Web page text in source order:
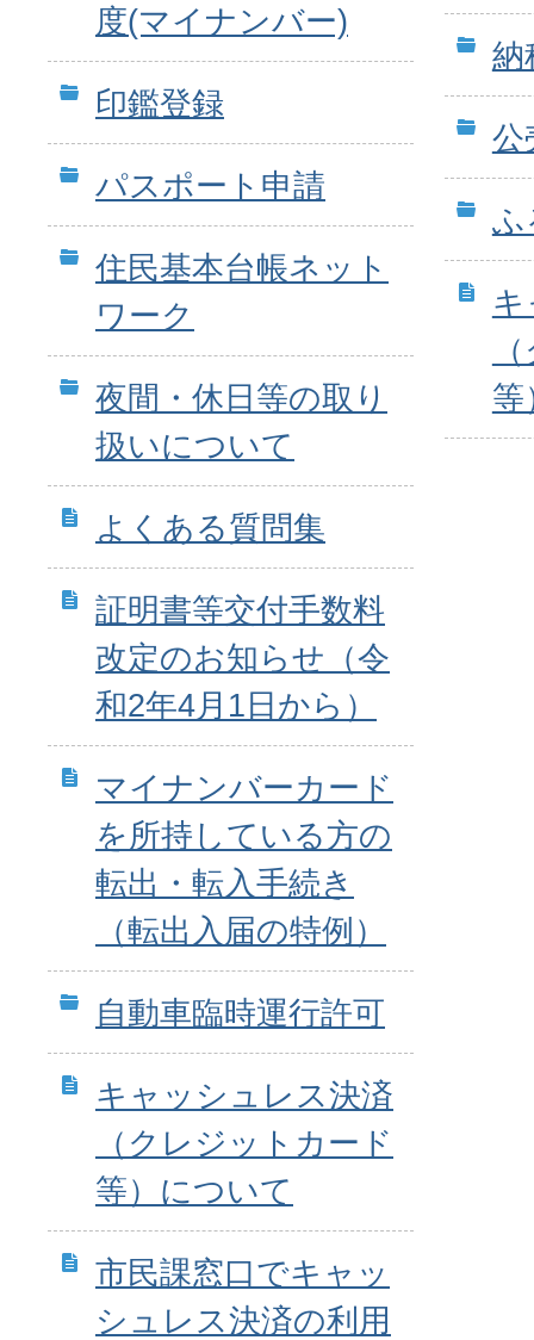
度(マイナンバー)
印鑑登録
パスポート申請
住民基本台帳ネット
ワーク
夜間・休日等の取り
扱いについて
よくある質問集
証明書等交付手数料
改定のお知らせ（令
和2年4月1日から）
マイナンバーカード
を所持している方の
転出・転入手続き
（転出入届の特例）
自動車臨時運行許可
キャッシュレス決済
（クレジットカード
等）について
市民課窓口でキャッ
シュレス決済の利用
納
公
ふ
等